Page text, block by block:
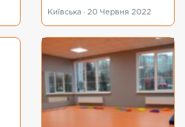
Київська · 20 Червня 2022